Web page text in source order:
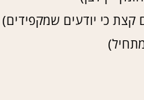
כי יודעים שמקפידים)